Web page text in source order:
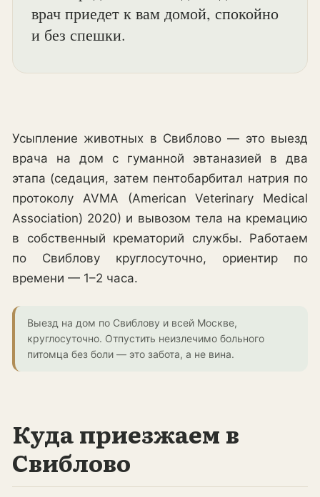
врач приедет к вам домой, спокойно
и без спешки.
Усыпление животных в Свиблово — это выезд
врача на дом с гуманной эвтаназией в два
этапа (седация, затем пентобарбитал натрия по
протоколу AVMA (American Veterinary Medical
Association) 2020) и вывозом тела на кремацию
в собственный крематорий службы. Работаем
по Свиблову круглосуточно, ориентир по
времени — 1–2 часа.
Выезд на дом по Свиблову и всей Москве,
круглосуточно. Отпустить неизлечимо больного
питомца без боли — это забота, а не вина.
Куда приезжаем в
Свиблово